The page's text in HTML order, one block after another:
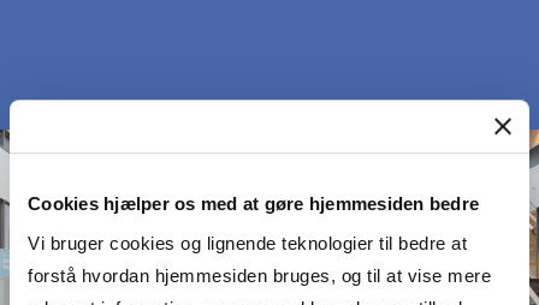
Cookies hjælper os med at gøre hjemmesiden bedre
Vi bruger cookies og lignende teknologier til bedre at
forstå hvordan hjemmesiden bruges, og til at vise mere